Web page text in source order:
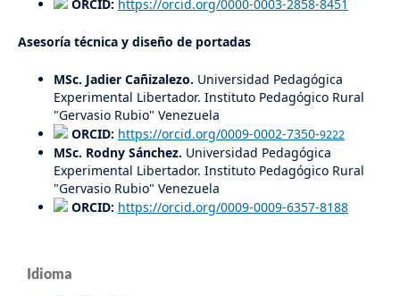
ORCID: https://orcid.org/0000-0003-2858-8451
Asesoría técnica y diseño de portadas
MSc. Jadier Cañizalezo. Universidad Pedagógica
Experimental Libertador. Instituto Pedagógico Rural
"Gervasio Rubio" Venezuela
ORCID: https://orcid.org/0009-0002-7350-9222
MSc. Rodny Sánchez. Universidad Pedagógica
Experimental Libertador. Instituto Pedagógico Rural
"Gervasio Rubio" Venezuela
ORCID: https://orcid.org/0009-0009-6357-8188
Idioma